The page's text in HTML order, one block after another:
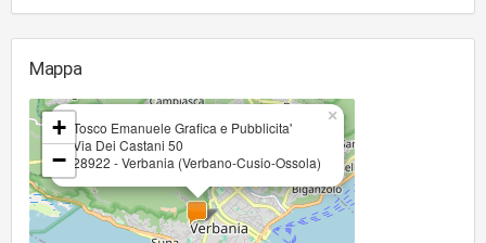
Mappa
Tosco Emanuele Grafica e Pubblicita'
Via Dei Castani 50
28922 - Verbania (Verbano-Cusio-Ossola)
×
+
−